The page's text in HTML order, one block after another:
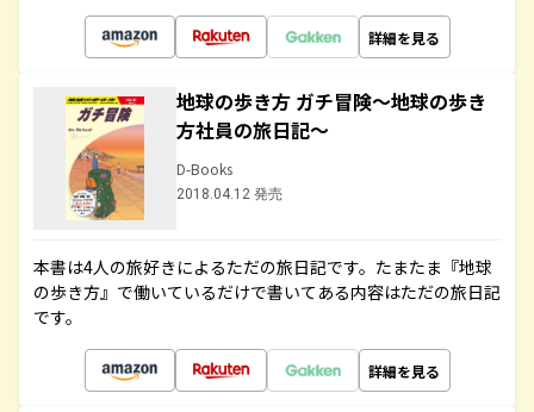
詳細を見る
地球の歩き方 ガチ冒険～地球の歩き
方社員の旅日記～
D-Books
2018.04.12 発売
本書は4人の旅好きによるただの旅日記です。たまたま『地球
の歩き方』で働いているだけで書いてある内容はただの旅日記
です。
詳細を見る